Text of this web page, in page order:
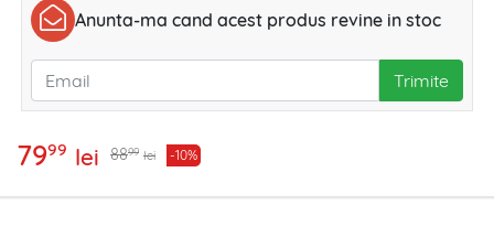
Anunta-ma cand acest produs revine in stoc
Trimite
7999 lei 8899 lei -10%